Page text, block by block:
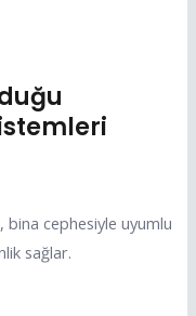
bina cephesiyle uyumlu
sağlar.